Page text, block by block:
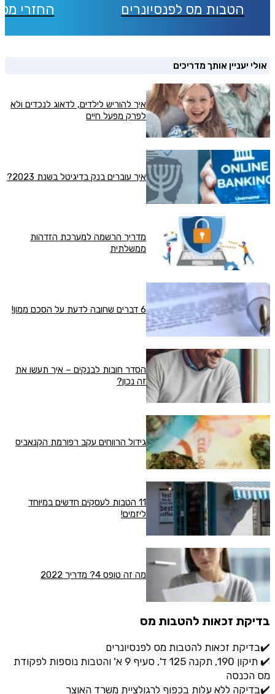
הטבות מס לפנסיונרים החזרי
אולי יעניין אותך מדריכים
איך להוריש לילדים, לדאוג לנכדים ולא
לפרק מפעל חיים
איך עוברים בנק בדיגיטל בשנת 2023?
מדריך הרשמה למערכת הזדהות
ממשלתית
6 דברים שחובה לדעת על הסכם ממון!
הסדר חובות לבנקים – איך תעשו את
זה נכון?
גידול הרווחים עקב רפורמת הקנאביס
11 הטבות לעסקים חדשים במיוחד
ליזמים!
מה זה טופס 4? מדריך 2022
בדיקת זכאות להטבות מס
✔️בדיקת זכאות להטבות מס לפנסיונרים
✔️ תיקון 190, תקנה 125 ד', סעיף 9 א' והטבות נוספות לפקודת
מס הכנסה
✔️בדיקה ללא עלות בכפוף לרגולציית משרד האוצר